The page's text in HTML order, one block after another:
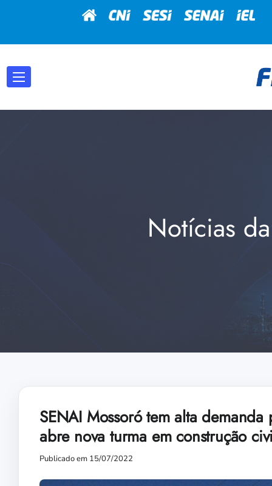
Notícias
SENAI Mossoró tem alta
abre nova turma em construção
Publicado em 15/07/2022